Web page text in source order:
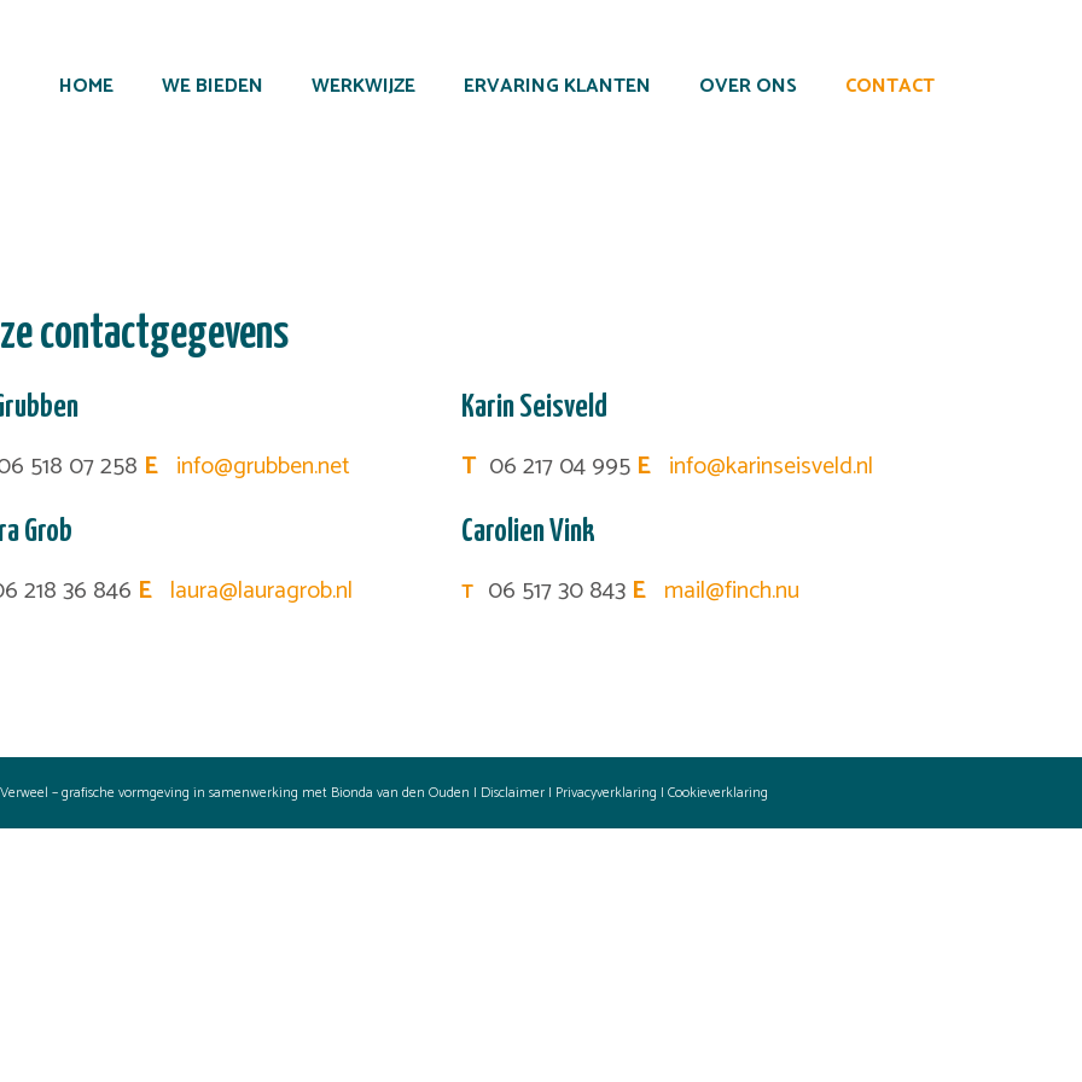
HOME WE BIEDEN WERKWIJZE ERVARING KLANTEN OVER ONS CONTACT
contactgegevens
518 07 258 E info@grubben.net
Grob
218 36 846 E laura@lauragrob.nl
Karin Seisveld
T06 217 04 995 E info@karinseisveld.nl
Carolien Vink
T 06 517 30 843 E mail@finch.nu
– grafische vormgeving in samenwerking met Bionda van den Ouden | Disclaimer | Privacyverklaring | Cookieverklaring